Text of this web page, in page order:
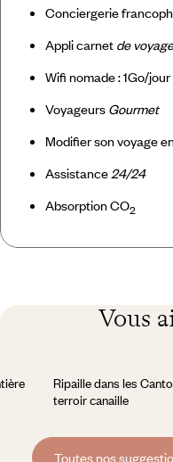
Conciergerie
Appli carnet de voyage
Wifi nomade : 1Go/
Voyageurs Gourmet
Modifier son voyage
Assistance24/24
Absorption CO2
Vous
Ripaille dans les
terroir canaille
Toutes nos